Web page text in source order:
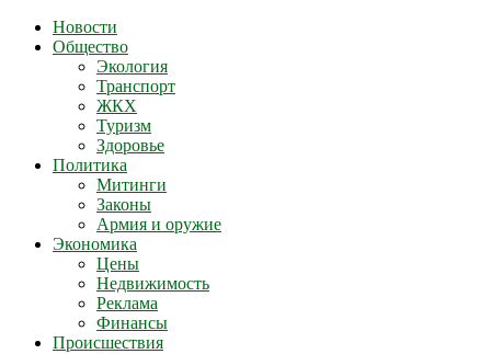
Новости
Общество
Экология
Транспорт
ЖКХ
Туризм
Здоровье
Политика
Митинги
Законы
Армия и оружие
Экономика
Цены
Недвижимость
Реклама
Финансы
Происшествия